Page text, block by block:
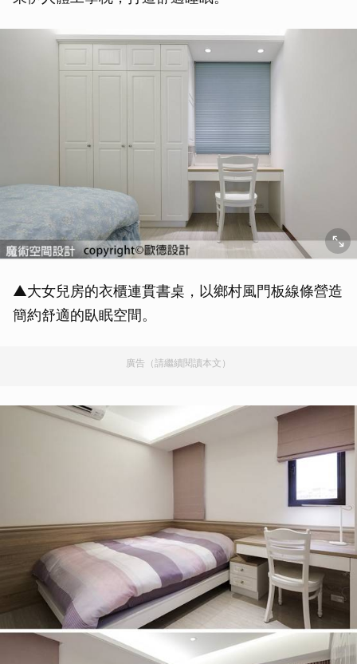
▲大女兒房的衣櫃連貫書桌，以鄉村風門板線條營造
簡約舒適的臥眠空間。
廣告（請繼續閱讀本文）